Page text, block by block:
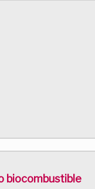
biocombustible